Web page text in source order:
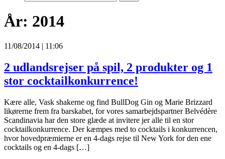
År: 2014
11/08/2014 | 11:06
2 udlandsrejser på spil, 2 produkter og 1
stor cocktailkonkurrence!
Kære alle, Vask shakerne og find BullDog Gin og Marie Brizzard
likørerne frem fra barskabet, for vores samarbejdspartner Belvédère
Scandinavia har den store glæde at invitere jer alle til en stor
cocktailkonkurrence. Der kæmpes med to cocktails i konkurrencen,
hvor hovedpræmierne er en 4-dags rejse til New York for den ene
cocktails og en 4-dags […]